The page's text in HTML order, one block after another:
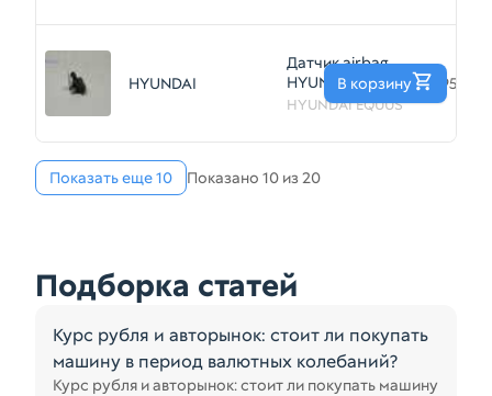
HYUNDAI
Датчик airbag
HYUNDAI EQUUS
G6DA 2013-2015
HYUNDAI EQUUS
В корзину
Показать еще 10 Показано 10 из 20
Подборка статей
Курс рубля и авторынок: стоит ли покупать
машину в период валютных колебаний?
Курс рубля и авторынок: стоит ли покупать машину